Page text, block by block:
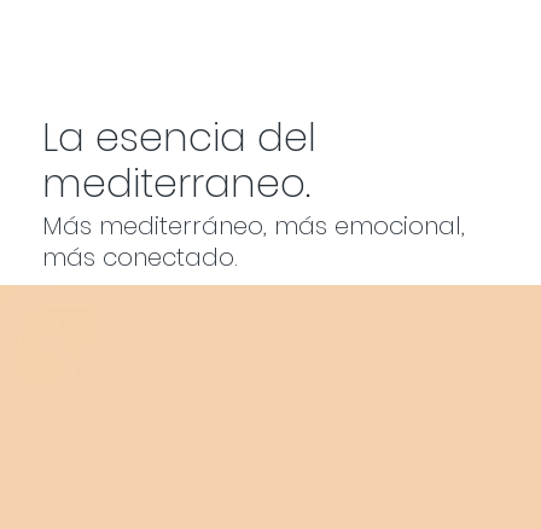
La esencia del
mediterraneo.
Más mediterráneo, más emocional,
más conectado.